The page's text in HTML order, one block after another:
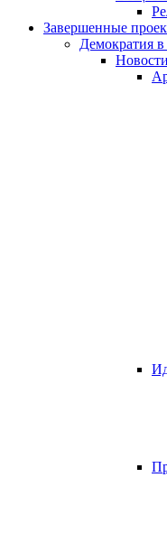
Завершенные
Демократия в
Новости